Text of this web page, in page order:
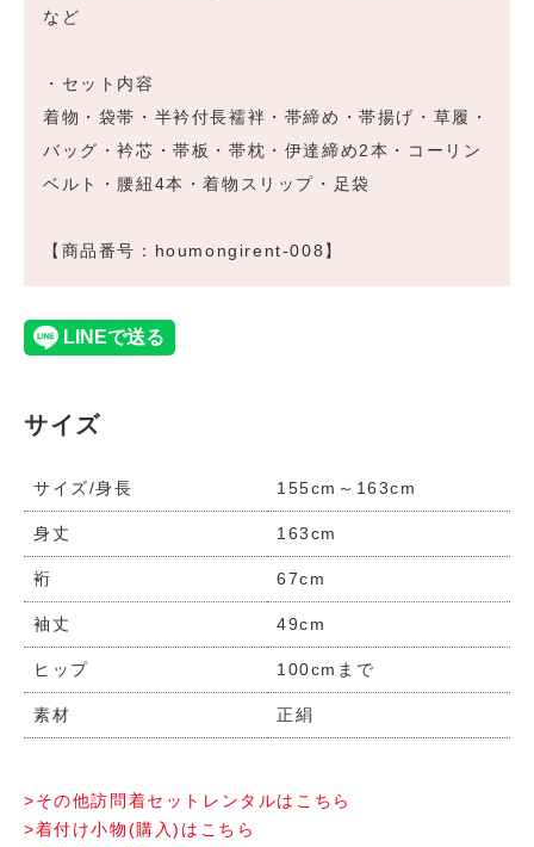
など
・セット内容
着物・袋帯・半衿付長襦袢・帯締め・帯揚げ・草履・
バッグ・衿芯・帯板・帯枕・伊達締め2本・コーリン
ベルト・腰紐4本・着物スリップ・足袋
【商品番号：houmongirent-008】
サイズ
サイズ/身長 155cm～163cm
身丈 163cm
裄 67cm
袖丈 49cm
ヒップ 100cmまで
素材 正絹
>その他訪問着セットレンタルはこちら
>着付け小物(購入)はこちら